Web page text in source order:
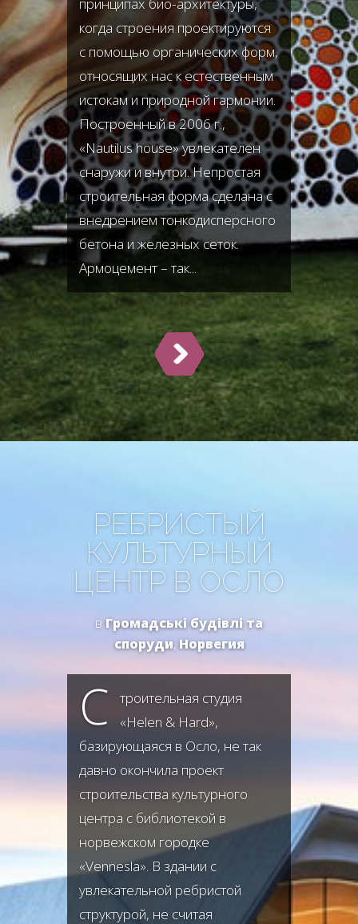
когда строения проектируются
с помощью органических форм,
относящих нас к естественным
истокам и природной гармонии.
Построенный в 2006 г.,
«Nautilus house» увлекателен
снаружи и внутри. Непростая
строительная форма сделана с
внедрением тонкодисперсного
бетона и железных сеток.
Армоцемент – так...
РЕБРИСТЫЙ
КУЛЬТУРНЫЙ
ЦЕНТР В ОСЛО
вГромадські будівлі та
споруди,Норвегия
С
троительная студия
«Helen & Hard»,
базирующаяся в Осло, не так
давно окончила проект
строительства культурного
центра с библиотекой в
норвежском городке
«Vennesla». В здании с
увлекательной ребристой
структурой, не считая